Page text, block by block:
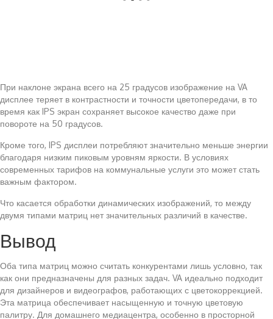
При наклоне экрана всего на 25 градусов изображение на VA
дисплее теряет в контрастности и точности цветопередачи, в то
время как IPS экран сохраняет высокое качество даже при
повороте на 50 градусов.
Кроме того, IPS дисплеи потребляют значительно меньше энергии
благодаря низким пиковым уровням яркости. В условиях
современных тарифов на коммунальные услуги это может стать
важным фактором.
Что касается обработки динамических изображений, то между
двумя типами матриц нет значительных различий в качестве.
Вывод
Оба типа матриц можно считать конкурентами лишь условно, так
как они предназначены для разных задач. VA идеально подходит
для дизайнеров и видеографов, работающих с цветокоррекцией.
Эта матрица обеспечивает насыщенную и точную цветовую
палитру. Для домашнего медиацентра, особенно в просторной